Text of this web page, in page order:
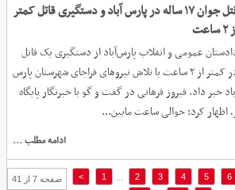
قتل جوان ۱۷ ساله در پارس آباد و دستگیری قاتل کمتر
عمومی و انقلاب پارس‌آباد از دستگیری یک قاتل
در کمتر از ۲ ساعت با تلاش نیروهای فراجای شهرستان پارس
خبر داد. فیروز فرهانی در گفت و گو با خبرنگار پایگاه
اظهار کرد: حوالی ساعت مابین...
ادامه مطلب ...
صفحه 7 از 41 > 1 2 3 4 5 6